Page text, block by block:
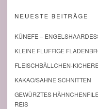
NEUESTE BEITRÄGE
KÜNEFE –
KLEINE FLUFFIGE
FLEISCHBÄLLCHEN-
KAKAO/SAHNE SCHNITTEN
GEWÜRZTES
EIS